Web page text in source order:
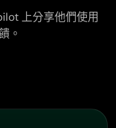
上分享他們使用
。